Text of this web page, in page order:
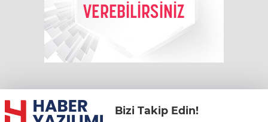
Bizi Takip Edin!